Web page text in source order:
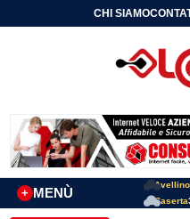
CHI SIAMO
MENÙ
+
Avellino
Caserta